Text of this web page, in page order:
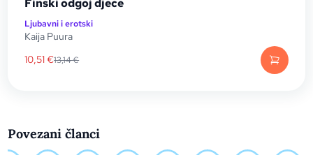
Finski odgoj djece
Ljubavni i erotski
Kaija Puura
10,51€13,14€
Povezani članci